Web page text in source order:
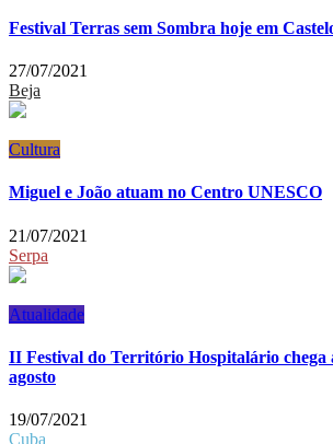
Festival Terras sem Sombra hoje em
27/07/2021
Beja
Cultura
Miguel e João atuam no Centro UNESCO
21/07/2021
Serpa
Atualidade
II Festival do Território Hospitalário chega
agosto
19/07/2021
Cuba